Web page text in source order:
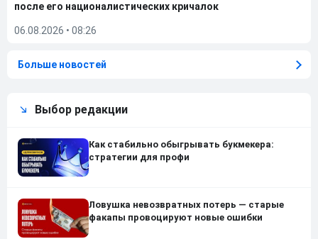
после его националистических кричалок
06.08.2026 • 08:26
Больше новостей
Выбор редакции
Как стабильно обыгрывать букмекера:
стратегии для профи
Ловушка невозвратных потерь — старые
факапы провоцируют новые ошибки